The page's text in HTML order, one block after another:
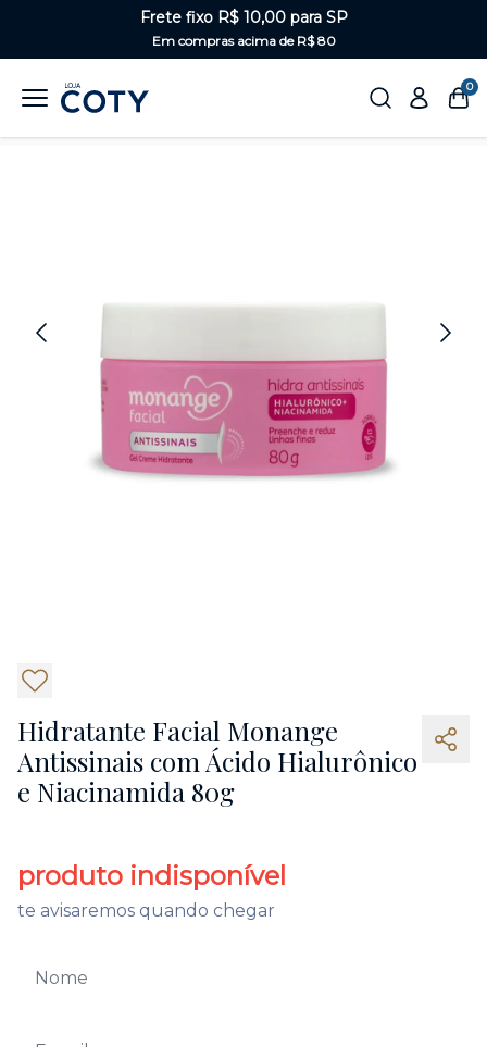
Frete fixo R$ 10,00 para SP
Em compras acima de R$ 80
0
Hidratante Facial Monange
Antissinais com Ácido Hialurônico
e Niacinamida 80g
produto indisponível
te avisaremos quando chegar